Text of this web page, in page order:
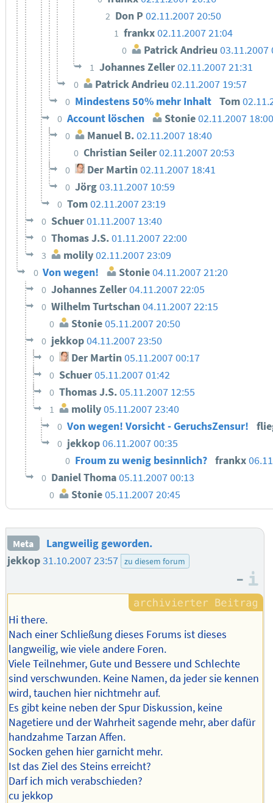
2 Don P02.11.2007 20:50
1 frankx02.11.2007 21:04
0 Patrick Andrieu 03.11.2007
1 Johannes Zeller02.11.2007 21:31
0 Patrick Andrieu 02.11.2007 19:57
0 Mindestens 50% mehr Inhalt Tom
0 Account löschen Stonie02.11.2007 18:00
0 Manuel B.02.11.2007 18:40
0 Christian Seiler02.11.2007 20:53
0 Der Martin02.11.2007 18:41
0 Jörg03.11.2007 10:59
0 Tom02.11.2007 23:19
0 Schuer01.11.2007 13:40
0 Thomas J.S.01.11.2007 22:00
3 molily 02.11.2007 23:09
0 Von wegen! Stonie04.11.2007 21:20
0 Johannes Zeller04.11.2007 22:05
0 Wilhelm Turtschan04.11.2007 22:15
0 Stonie05.11.2007 20:50
0 jekkop04.11.2007 23:50
0 Der Martin05.11.2007 00:17
0 Schuer05.11.2007 01:42
0 Thomas J.S.05.11.2007 12:55
1 molily05.11.2007 23:40
0 Von wegen! Vorsicht - GeruchsZensur!
0 jekkop06.11.2007 00:35
0 Froum zu wenig besinnlich? frankx
0 Daniel Thoma05.11.2007 00:13
0 Stonie05.11.2007 20:45
Meta
Langweilig geworden.
jekkop31.10.2007 23:57 zu diesem forum
–
Hi there.
Nach einer Schließung dieses Forums ist dieses
langweilig, wie viele andere Foren.
Viele Teilnehmer, Gute und Bessere und Schlechte
sind verschwunden. Keine Namen, da jeder sie kennen
wird, tauchen hier nichtmehr auf.
Es gibt keine neben der Spur Diskussion, keine
Nagetiere und der Wahrheit sagende mehr, aber dafür
handzahme Tarzan Affen.
Socken gehen hier garnicht mehr.
Ist das Ziel des Steins erreicht?
Darf ich mich verabschieden?
cu jekkop